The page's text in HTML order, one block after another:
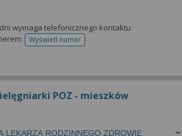
wymaga telefonicznego kontaktu
Wyświetl numertelefonu do rejestracji
POZ - mieszków
LEKARZA RODZINNEGO ZDROWIE